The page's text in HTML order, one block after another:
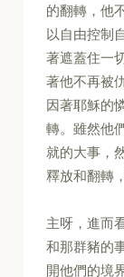
的翻轉，他
以自由控制
著遮蓋住一
著他不再被
因著耶穌的
轉。雖然他
就的大事，
釋放和翻轉
主呀，進而
和那群豬的
開他們的境